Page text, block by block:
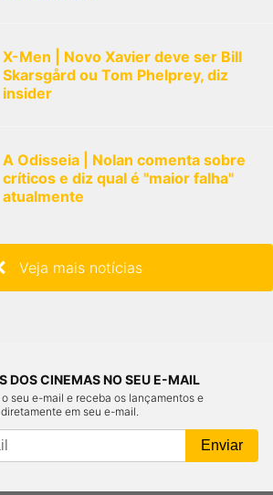
X-Men | Novo Xavier deve ser Bill
Skarsgård ou Tom Phelprey, diz
insider
A Odisseia | Nolan comenta sobre
críticos e diz qual é "maior falha"
atualmente
Veja mais notícias
DOS CINEMAS NO SEU E-MAIL
seu e-mail e receba os lançamentos e
em seu e-mail.